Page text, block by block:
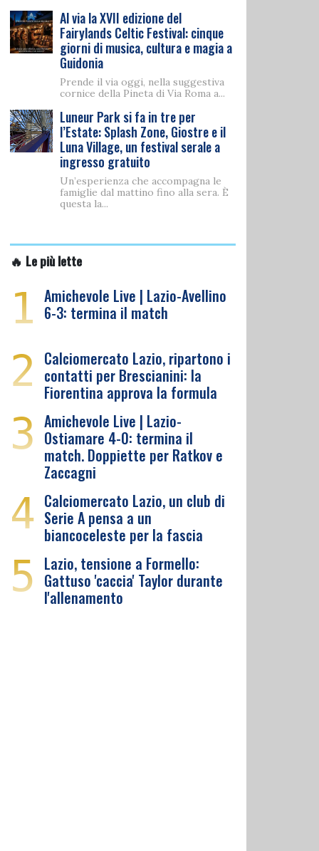
Al via la XVII edizione del
Fairylands Celtic Festival: cinque
giorni di musica, cultura e magia a
Guidonia
Prende il via oggi, nella suggestiva
cornice della Pineta di Via Roma a...
Luneur Park si fa in tre per
l’Estate: Splash Zone, Giostre e il
Luna Village, un festival serale a
ingresso gratuito
Un’esperienza che accompagna le
famiglie dal mattino fino alla sera. È
questa la...
🔥 Le più lette
1 Amichevole Live | Lazio-Avellino
6-3: termina il match
2 Calciomercato Lazio, ripartono i
contatti per Brescianini: la
Fiorentina approva la formula
3 Amichevole Live | Lazio-
Ostiamare 4-0: termina il
match. Doppiette per Ratkov e
Zaccagni
4 Calciomercato Lazio, un club di
Serie A pensa a un
biancoceleste per la fascia
5 Lazio, tensione a Formello:
Gattuso 'caccia' Taylor durante
l'allenamento